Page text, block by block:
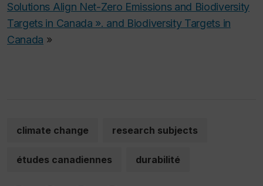
Solutions Align Net-Zero Emissions and Biodiversity
Targets in Canada ». and Biodiversity Targets in
Canada »
climate change research subjects
études canadiennes durabilité